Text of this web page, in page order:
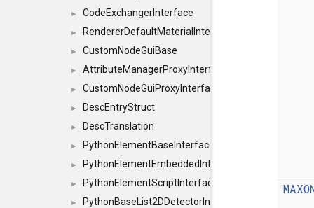
► CodeExchangerInterface
► RendererDefaultMaterialInterface
► CustomNodeGuiBase
► AttributeManagerProxyInterface
► CustomNodeGuiProxyInterface
► DescEntryStruct
► DescTranslation
► PythonElementBaseInterface
► PythonElementEmbeddedInterface
► PythonElementScriptInterface
► PythonBaseList2DDetectorInterface